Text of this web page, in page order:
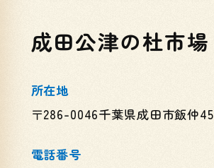
成田公津の杜市場
所在地
〒286-0046千葉県成田市飯仲45
電話番号